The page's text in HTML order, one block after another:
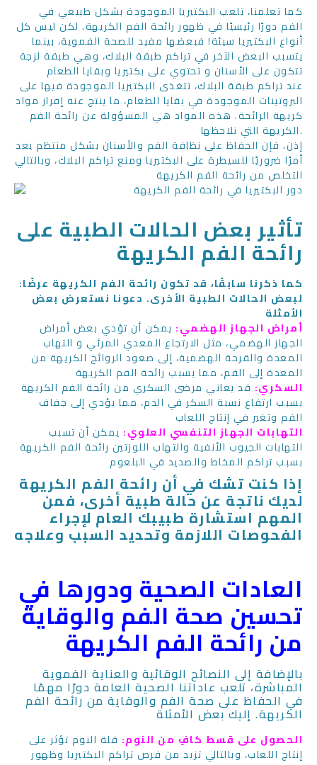
كما تعلمنا، تلعب البكتيريا الموجودة بشكل طبيعي في
الفم دورًا رئيسيًا في ظهور رائحة الفم الكريهة. لكن ليس كل
أنواع البكتيريا سيئة! فبعضها مفيد للصحة الفموية، بينما
يتسبب البعض الآخر في تراكم طبقة البلاك، وهي طبقة لزجة
تتكون على الأسنان و تحتوي على بكتيريا وبقايا الطعام
عند تراكم طبقة البلاك، تتغذى البكتيريا الموجودة فيها على
البروتينات الموجودة في بقايا الطعام، ما ينتج عنه إفراز مواد
كريهة الرائحة. هذه المواد هي المسؤولة عن رائحة الفم
الكريهة التي نلاحظها.
إذن، فإن الحفاظ على نظافة الفم والأسنان بشكل منتظم يعد
أمرًا ضروريًا للسيطرة على البكتيريا ومنع تراكم البلاك، وبالتالي
التخلص من رائحة الفم الكريهة
تأثیر بعض الحالات الطبية على
رائحة الفم الكريهة
:كما ذكرنا سابقًا، قد تكون رائحة الفم الكريهة عرضًا
لبعض الحالات الطبية الأخرى. دعونا نستعرض بعض
الأمثلة
أمراض الجهاز الهضمي: يمكن أن تؤدي بعض أمراض
الجهاز الهضمي، مثل الارتجاع المعدي المرئي و التهاب
المعدة والقرحة الهضمية، إلى صعود الروائح الكريهة من
المعدة إلى الفم، مما يسبب رائحة الفم الكريهة
السكري: قد يعاني مرضى السكري من رائحة الفم الكريهة
بسبب ارتفاع نسبة السكر في الدم، مما يؤدي إلى جفاف
الفم وتغير في إنتاج اللعاب
التهابات الجهاز التنفسي العلوي: يمكن أن تسبب
التهابات الجيوب الأنفية والتهاب اللوزتين رائحة الفم الكريهة
بسبب تراكم المخاط والصديد في البلعوم
إذا كنت تشك في أن رائحة الفم الكريهة
لديك ناتجة عن حالة طبية أخرى، فمن
المهم استشارة طبيبك العام لإجراء
الفحوصات اللازمة وتحديد السبب وعلاجه
العادات الصحية ودورها في
تحسين صحة الفم والوقاية
من رائحة الفم الكريهة
بالإضافة إلى النصائح الوقائية والعناية الفموية
المباشرة، تلعب عاداتنا الصحية العامة دورًا مهمًا
في الحفاظ على صحة الفم والوقاية من رائحة الفم
الكريهة. إليك بعض الأمثلة
الحصول على قسط كافٍ من النوم: قلة النوم تؤثر على
إنتاج اللعاب، وبالتالي تزيد من فرص تراكم البكتيريا وظهور